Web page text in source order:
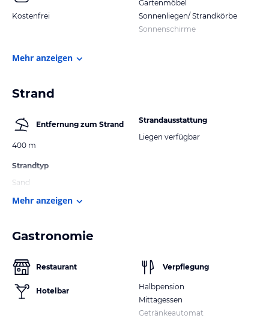
Kostenfrei
Gartenmöbel
Sonnenliegen/ Strandkörbe
Sonnenschirme
Mehr anzeigen
Strand
Entfernung zum Strand
400 m
Strandtyp
Sand
Strandausstattung
Liegen verfügbar
Mehr anzeigen
Gastronomie
Restaurant
Hotelbar
Verpflegung
Halbpension
Mittagessen
Getränkeautomat